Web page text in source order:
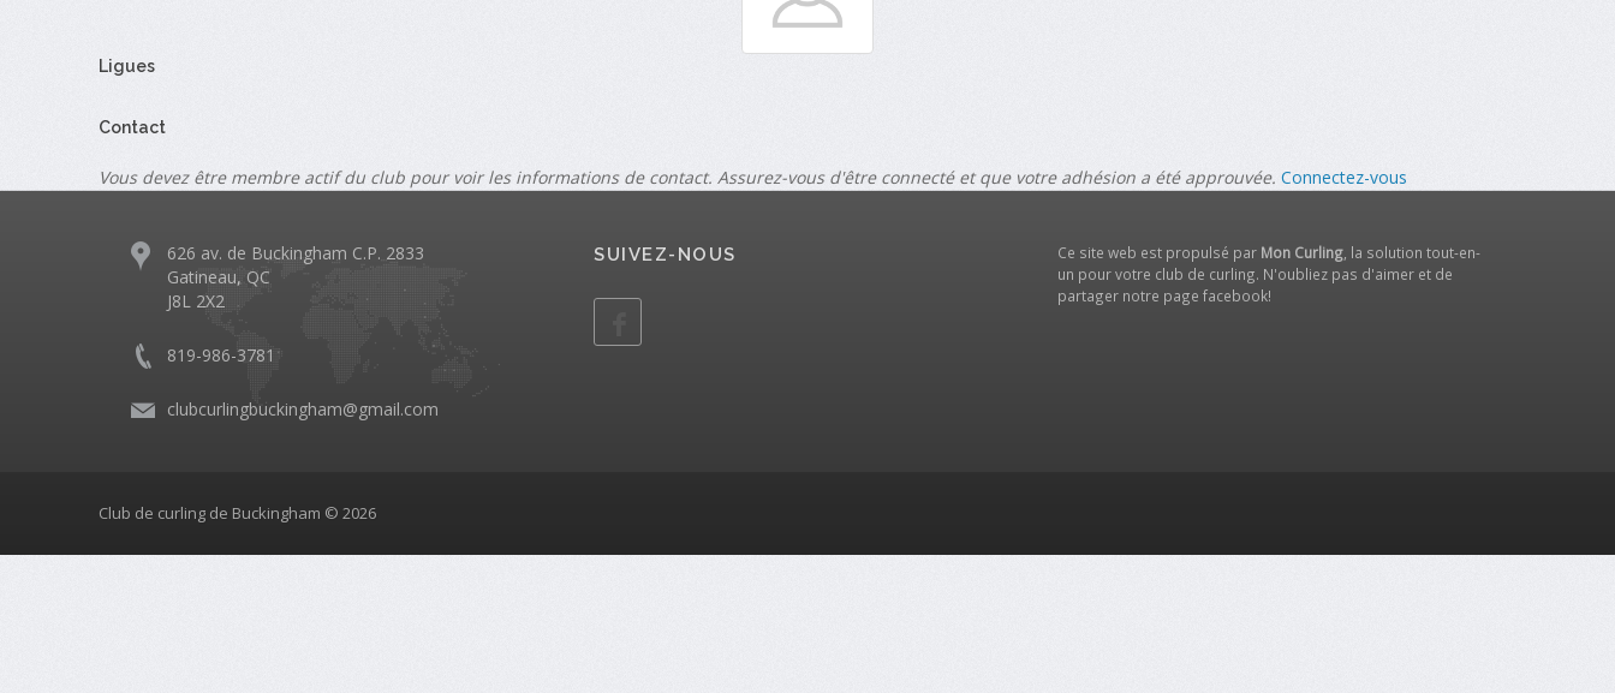
Ligues
Contact
Vous devez être membre actif du club pour voir les informations de contact. Assurez-vous d'être connecté et que votre adhésion a été approuvée. Connectez-vous
626 av. de Buckingham C.P. 2833
Gatineau, QC
J8L 2X2
819-986-3781
clubcurlingbuckingham@gmail.com
SUIVEZ-NOUS Ce site web est propulsé par Mon Curling, la solution tout-en-
un pour votre club de curling. N'oubliez pas d'aimer et de
partager notre page facebook!
Club de curling de Buckingham © 2026